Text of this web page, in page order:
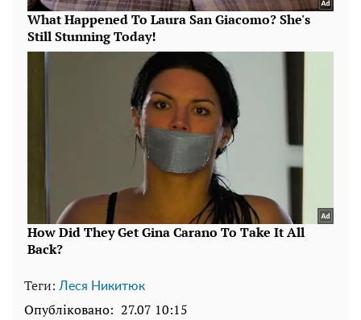
Теги: Леся Никитюк
Опубліковано: 27.07 10:15